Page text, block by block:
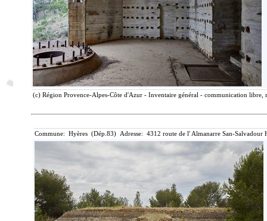
(c) Région Provence-Alpes-Côte d'Azur - Inventaire général - communication libre,
Commune: Hyères (Dép.83) Adresse: 4312 route de l' Almanarre San-